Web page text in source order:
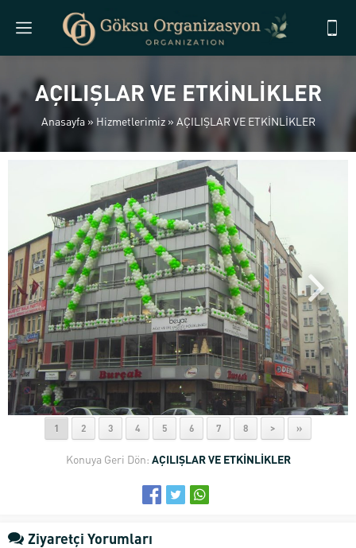
AÇILIŞLAR VE ETKİNLİKLER
Anasayfa» Hizmetlerimiz» AÇILIŞLAR VE ETKİNLİKLER
1 2 3 4 5 6 7 8 > »
Konuya Geri Dön: AÇILIŞLAR VE ETKİNLİKLER
Ziyaretçi Yorumları